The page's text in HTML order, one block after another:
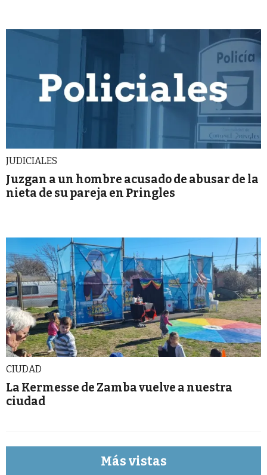
JUDICIALES
Juzgan a un hombre acusado de abusar de la
nieta de su pareja en Pringles
CIUDAD
La Kermesse de Zamba vuelve a nuestra
ciudad
Más vistas